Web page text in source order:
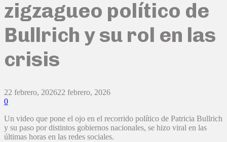
zigzagueo político de
Bullrich y su rol en las
crisis
22 febrero, 202622 febrero, 2026
0
Un video que pone el ojo en el recorrido político de Patricia Bullrich
y su paso por distintos gobiernos nacionales, se hizo viral en las
últimas horas en las redes sociales.